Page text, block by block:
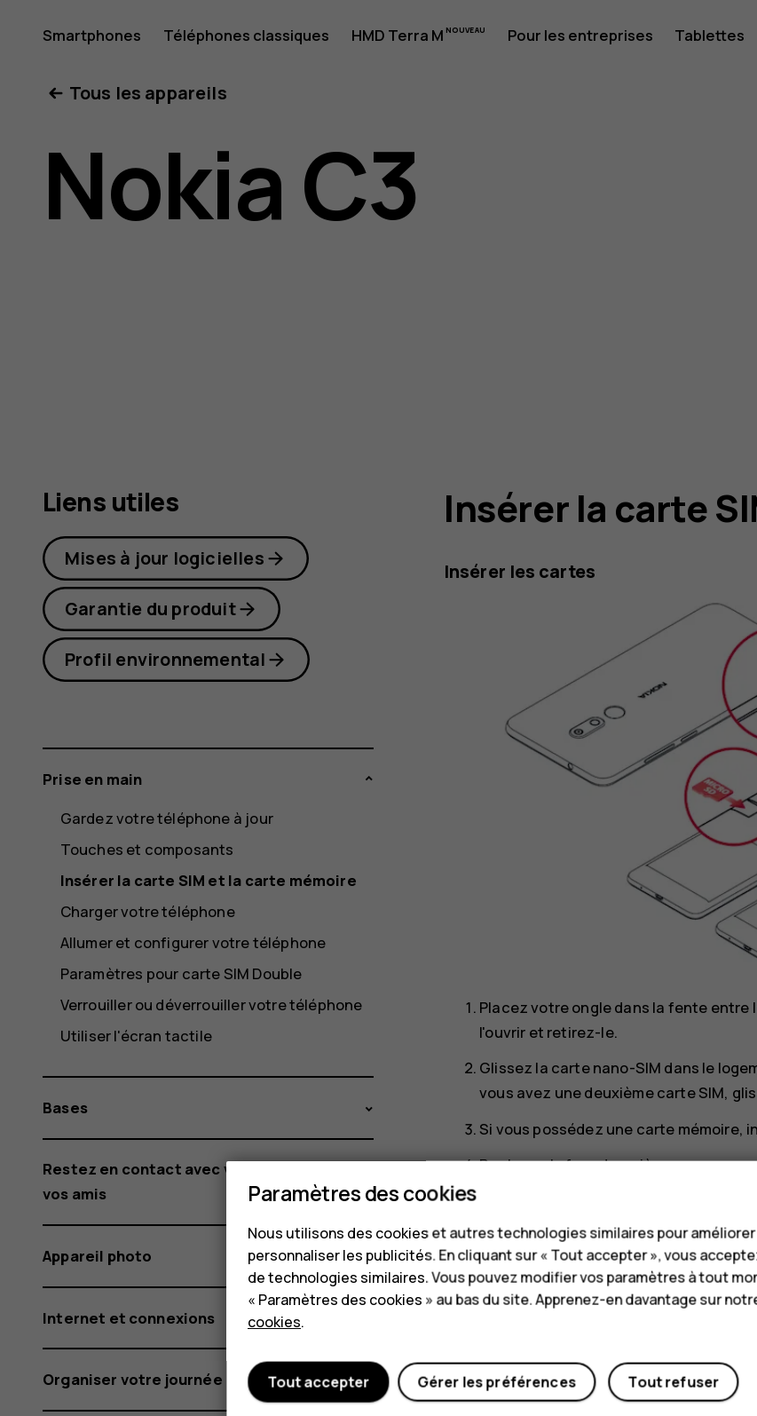
Guide
de
l'utilisateur
Smartphones Téléphones classiques HMD Terra M Pour les entreprises Tablettes
Tous les appareils
Nokia C3
Insérer la carte
Insérer les cartes
Placez votre ongle dans la fente
l'ouvrir et retirez-le.
Glissez la carte nano-SIM dans le
vous avez une deuxième carte SIM,
Si vous possédez une carte mémoire,
Replacez la façade arrière.
Utilisez uniquement des cartes nano-SIM
d'endommager l'appareil ou la carte, voire
Utilisez uniquement des cartes mémoire
appareil. Des cartes incompatibles
corrompre les données stockées sur celle-
: mettez l'appareil hors
appareil avant de retirer les
pendant que vous changez de
Liens utiles
Mises à jour logicielles
Garantie du produit
Profil environnemental
Prise en main
Gardez votre téléphone à jour
Touches et composants
Insérer la carte SIM et la carte mémoire
Charger votre téléphone
Allumer et configurer votre téléphone
Paramètres pour carte SIM Double
Verrouiller ou déverrouiller votre téléphone
Utiliser l'écran tactile
Bases
Restez en contact avec votre famille et
vos amis
Appareil photo
Internet et connexions
Organiser votre journée
Paramètres des cookies
Nous utilisons des cookies et autres technologies similaires pour
personnaliser les publicités. En cliquant sur « Tout accepter », vous
de technologies similaires. Vous pouvez modifier vos paramètres à tout
« Paramètres des cookies » au bas du site. Apprenez-en davantage sur
cookies.
Tout refuser
Gérer les préférences
Tout accepter